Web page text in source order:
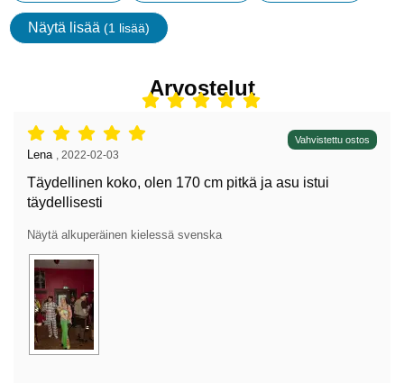
Näytä lisää (1 lisää)
ominaisuudet
Arvostelut
Arvostelu: 5 tähdet / 5, Vahvistettu ostos
Arvostelun kirjoittaja:
Lena 2022-02-03
Täydellinen koko, olen 170 cm pitkä ja asu istui
täydellisesti
Näytä alkuperäinen kielessä svenska